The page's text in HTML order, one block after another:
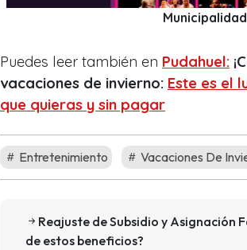
Puedes leer también en Pudahuel:
vacaciones de invierno: Este es el
que quieras y sin pagar
Entretenimiento Vacaciones De
Reajuste de Subsidio y Asignación
de estos beneficios?